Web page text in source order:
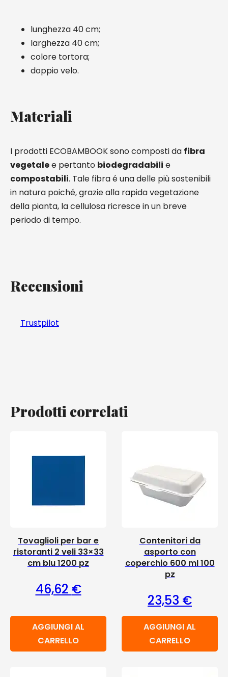
lunghezza 40 cm;
larghezza 40 cm;
colore tortora;
doppio velo.
Materiali
I prodotti ECOBAMBOOK sono composti da fibra
vegetalee pertanto biodegradabili e
compostabili. Tale fibra é una delle più sostenibili
in natura poiché, grazie alla rapida vegetazione
della pianta, la cellulosa ricresce in un breve
periodo di tempo.
Recensioni
Trustpilot
Prodotti correlati
Tovaglioli per bar e
ristoranti 2 veli 33×33
cm blu 1200 pz
46,62 €
AGGIUNGI AL
CARRELLO
Contenitori da
asporto con
coperchio 600 ml 100
pz
23,53 €
AGGIUNGI AL
CARRELLO